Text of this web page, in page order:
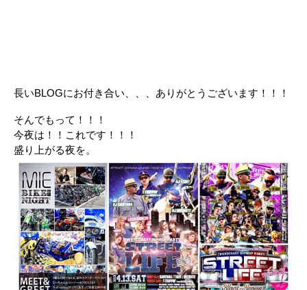
長いBLOGにお付き合い、、、ありがとうございます！！！
そんでもって！！！
今夜は！！これです！！！
盛り上がる夜を。